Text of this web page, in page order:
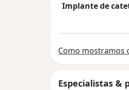
Implante de
Como mostramos
Especialistas &